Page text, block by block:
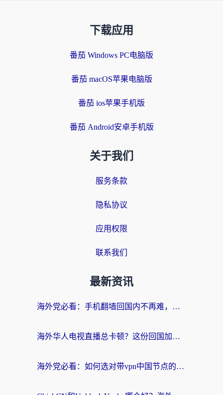
下载应用
番茄 Windows PC电脑版
番茄 macOS苹果电脑版
番茄 ios苹果手机版
番茄 Android安卓手机版
关于我们
服务条款
隐私协议
应用权限
联系我们
最新资讯
海外党必看：手机翻墙回国内不再难，一篇搞定无缝访问国内资源指南
海外华人电视直播总卡顿？这份回国加速器选择指南帮你无缝看国内资源
海外党必看：如何选对带vpn中国节点的加速器？无缝访问国内资源全攻略